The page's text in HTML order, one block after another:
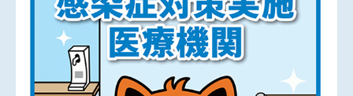
16：45までに直接ご来院ください。
自己負担額は2500円です。
予約の必要はありません。
上記以外で接種希望の方は任意接種となり、費用は